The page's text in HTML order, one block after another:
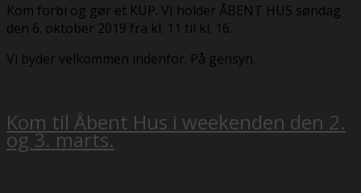
Kom forbi og gør et KUP. VI holder ÅBENT HUS søndag
den 6. oktober 2019 fra kl. 11 til kl. 16.
Vi byder velkommen indenfor. På gensyn.
Kom til Åbent Hus i weekenden den 2.
og 3. marts.